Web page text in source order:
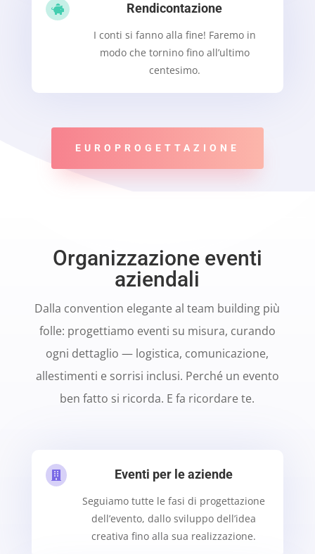
 Rendicontazione
I conti si fanno alla fine! Faremo in
modo che tornino fino all’ultimo
centesimo.
EUROPROGETTAZIONE
Organizzazione eventi
aziendali
Dalla convention elegante al team building più
folle: progettiamo eventi su misura, curando
ogni dettaglio — logistica, comunicazione,
allestimenti e sorrisi inclusi. Perché un evento
ben fatto si ricorda. E fa ricordare te.
 Eventi per le aziende
Seguiamo tutte le fasi di progettazione
dell’evento, dallo sviluppo dell’idea
creativa fino alla sua realizzazione.